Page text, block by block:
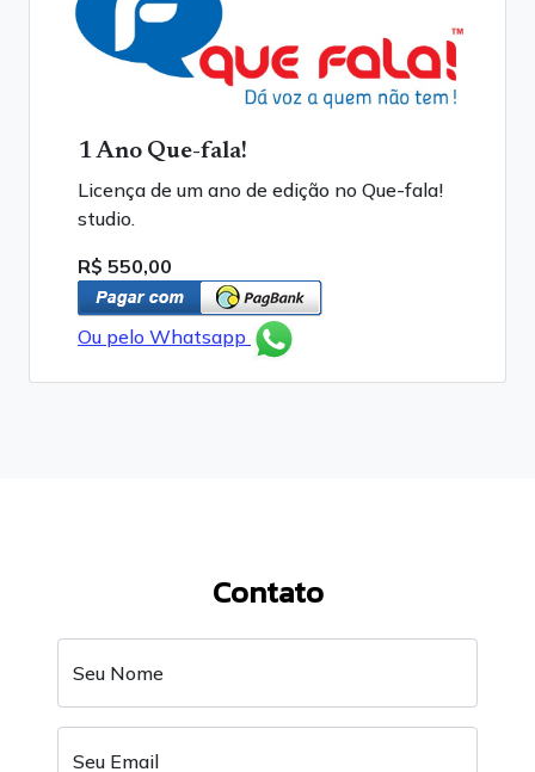
1 Ano Que-fala!
Licença de um ano de edição no Que-fala!
studio.
R$ 550,00
Ou pelo Whatsapp
Contato
Seu Nome
Seu Email